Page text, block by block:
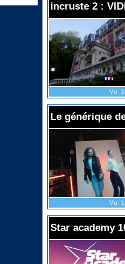
incruste 2 :
Vu:
Le générique
Vu:
Star academy